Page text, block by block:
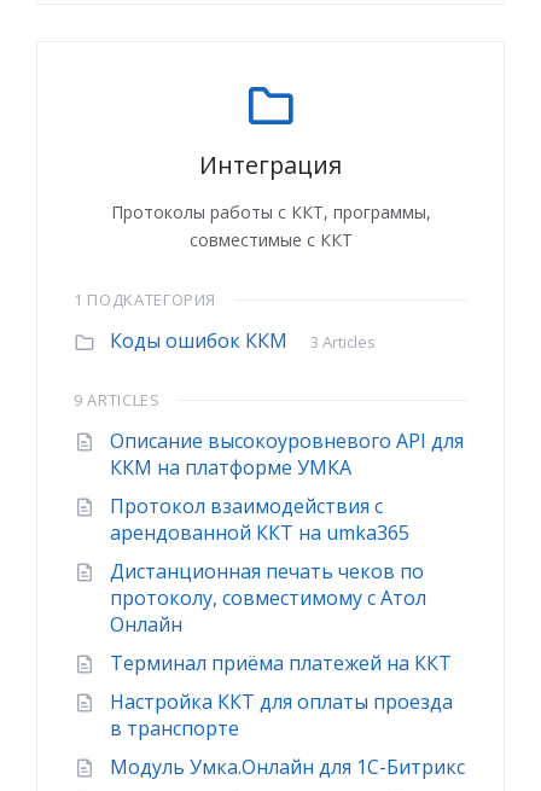
Интеграция
Протоколы работы с ККТ, программы,
совместимые с ККТ
1 ПОДКАТЕГОРИЯ
Коды ошибок ККМ 3 Articles
9 ARTICLES
Описание высокоуровневого API для
ККМ на платформе УМКА
Протокол взаимодействия с
арендованной ККТ на umka365
Дистанционная печать чеков по
протоколу, совместимому с Атол
Онлайн
Терминал приёма платежей на ККТ
Настройка ККТ для оплаты проезда
в транспорте
Модуль Умка.Онлайн для 1С-Битрикс